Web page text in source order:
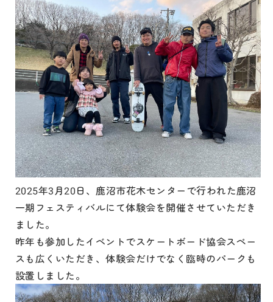
2025年3月20日、鹿沼市花木センターで行われた鹿沼
一期フェスティバルにて体験会を開催させていただき
ました。
昨年も参加したイベントでスケートボード協会スペー
スも広くいただき、体験会だけでなく臨時のパークも
設置しました。